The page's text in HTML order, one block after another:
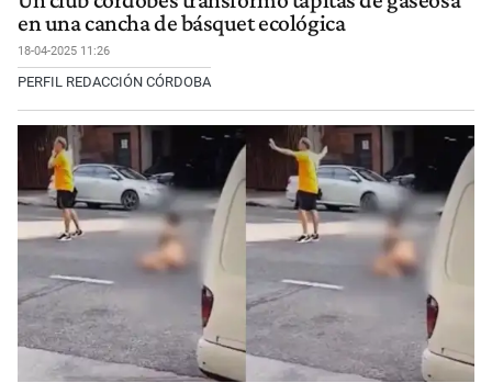
en una cancha de básquet ecológica
18-04-2025 11:26
PERFIL REDACCIÓN CÓRDOBA